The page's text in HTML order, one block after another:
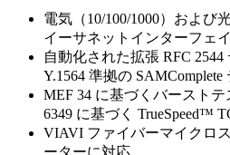
電気（10/100/1000）および
イーサネットインターフェ
自動化された拡張 RFC
Y.1564 準拠の SAMComplete
MEF 34 に基づくバースト
6349 に基づく TrueSpeed™
VIAVI ファイバーマイクロ